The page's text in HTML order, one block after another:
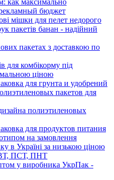
бюджет
мішки для пелет недорого
пакетів банан - надійний
пакетах з доставкою по
для комбікорму під
ціною
для грунта и удобрений
пакетов для
полиэтиленовых
для продуктов питания
на замовлення
в Україні за низькою ціною
ПСТ, ПНТ
у виробника УкрПак -